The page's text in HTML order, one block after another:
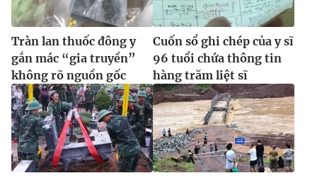
Tràn lan thuốc đông y
gắn mác “gia truyền”
không rõ nguồn gốc
Cuốn sổ ghi chép của y sĩ
96 tuổi chứa thông tin
hàng trăm liệt sĩ